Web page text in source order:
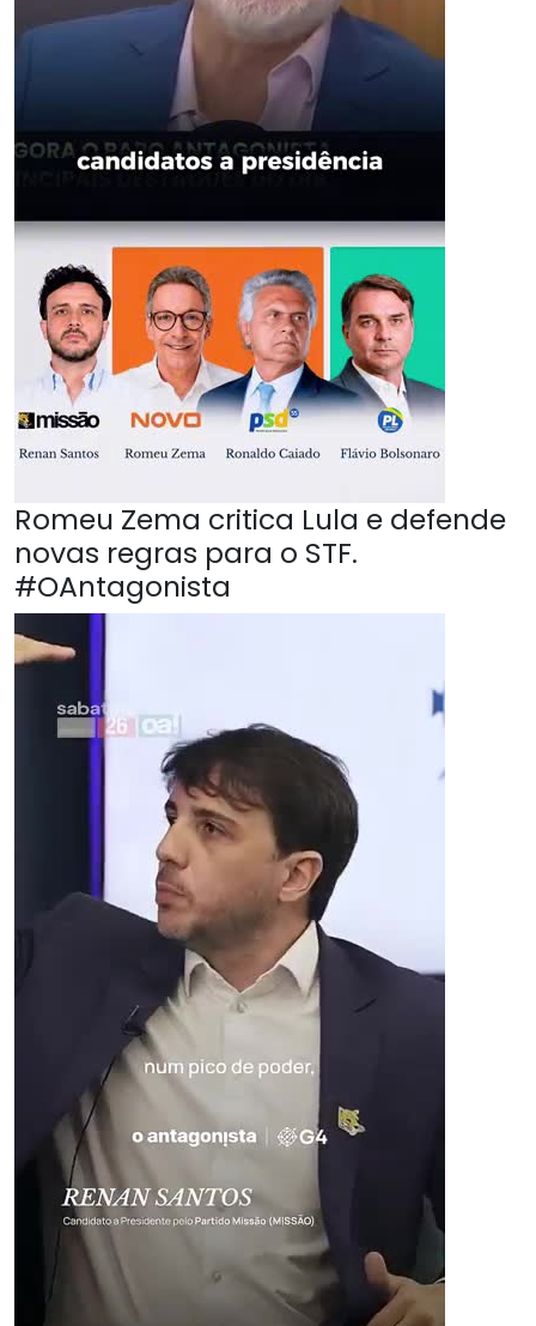
Romeu Zema critica Lula e defende
novas regras para o STF.
#OAntagonista